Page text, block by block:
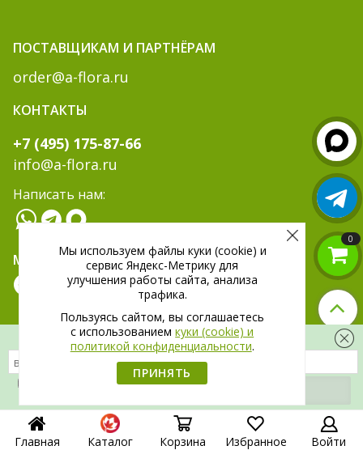
Скидка 300 рублей на первый заказ
на обработку своих
ПОСТАВЩИКАМ И ПАРТНЁРАМ
order@a-flora.ru
КОНТАКТЫ
+7 (495) 175-87-66
info@a-flora.ru
Написать нам:
МЫ В СОЦ. СЕТЯХ:
Главная Каталог Корзина Избранное Войти
0
Мы используем файлы куки (cookie) и
сервис Яндекс-Метрику для
улучшения работы сайта, анализа
трафика.
Пользуясь сайтом, вы соглашаетесь
c использованиемкуки (cookie) и
политикой конфиденциальности.
ПРИНЯТЬ